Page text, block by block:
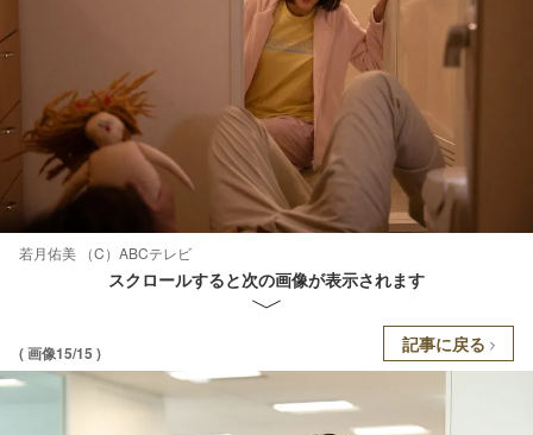
若月佑美 （C）ABCテレビ
スクロールすると次の画像が表示されます
( 画像15/15 ) 記事に戻る